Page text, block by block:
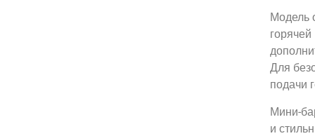
Модель
Для
подачи
Мини-
и